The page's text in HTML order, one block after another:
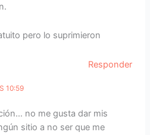
pero lo suprimieron
Responder
10:59
no me gusta dar mis
sitio a no ser que me